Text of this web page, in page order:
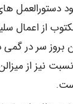
دستورالعمل
از اعمال
سر در گمی
نیز از